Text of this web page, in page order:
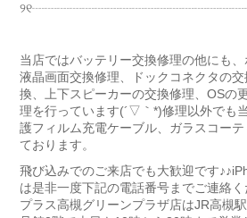
当店ではバッテリー交換修理の他にも、
液晶画面交換修理、ドックコネクタの
換、上下スピーカーの交換修理、OSの
理を行っています(´▽｀*)修理以外でも
護フィルム充電ケーブル、ガラスコー
ております。
飛び込みでのご来店でも大歓迎です
は是非一度下記の電話番号までご連絡
プラス高槻グリーンプラザ店はJR高槻